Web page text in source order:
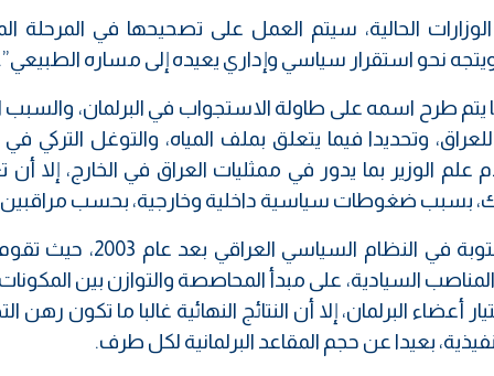
الحالية، سيتم العمل على تصحيحها في المرحلة
نحو استقرار سياسي وإداري يعيده إلى مساره
يتم طرح اسمه على طاولة الاستجواب في البرلمان، والسبب
وتحديدا فيما يتعلق بملف المياه، والتوغل التركي في
علم الوزير بما يدور في ممثليات العراق في الخارج، إلا
بسبب ضغوطات سياسية داخلية وخارجية، بحسب
ويعد التوافق السياسي، إحدى الركائز غير المكتوبة في النظام
السيادية، على مبدأ المحاصصة والتوازن بين
أعضاء البرلمان، إلا أن النتائج النهائية غالبا ما تكون رهن
بعيدا عن حجم المقاعد البرلمانية لكل طرف.